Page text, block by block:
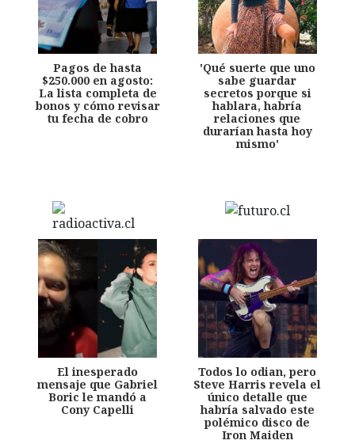
Pagos de hasta
$250.000 en agosto:
La lista completa de
bonos y cómo revisar
tu fecha de cobro
'Qué suerte que uno
sabe guardar
secretos porque si
hablara, habría
relaciones que
durarían hasta hoy
mismo'
El inesperado
mensaje que Gabriel
Boric le mandó a
Cony Capelli
Todos lo odian, pero
Steve Harris revela el
único detalle que
habría salvado este
polémico disco de
Iron Maiden